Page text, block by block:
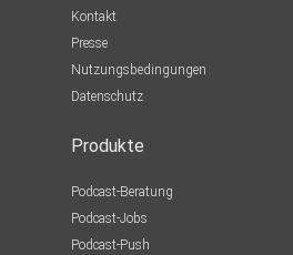
Kontakt
Presse
Nutzungsbedingungen
Datenschutz
Produkte
Podcast-Beratung
Podcast-Jobs
Podcast-Push